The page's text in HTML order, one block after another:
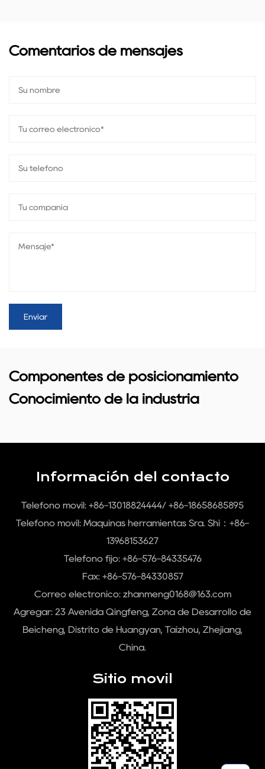
Comentarios de mensajes
Componentes de posicionamiento
Conocimiento de la industria
Información del contacto
Teléfono móvil: +86-13018824444/ +86-18658685895
Teléfono móvil: Máquinas herramientas Sra. Shi：+86-
13968153627
Teléfono fijo: +86-576-84335476
Fax: +86-576-84330857
Correo electrónico: zhanmeng0168@163.com
Agregar: 23 Avenida Qingfeng, Zona de Desarrollo de
Beicheng, Distrito de Huangyan, Taizhou, Zhejiang,
China.
Sitio movil